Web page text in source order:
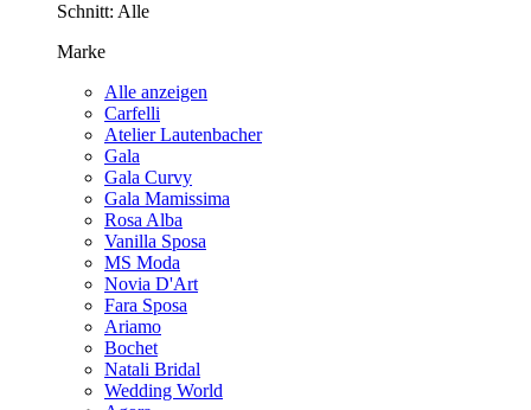
Schnitt: Alle
Marke
Alle anzeigen
Carfelli
Atelier Lautenbacher
Gala
Gala Curvy
Gala Mamissima
Rosa Alba
Vanilla Sposa
MS Moda
Novia D'Art
Fara Sposa
Ariamo
Bochet
Natali Bridal
Wedding World